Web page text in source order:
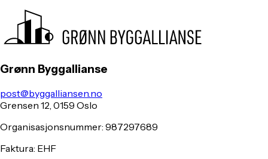
Grønn Byggallianse
post@byggalliansen.no
Grensen 12, 0159 Oslo
Organisasjonsnummer: 987297689
Faktura: EHF